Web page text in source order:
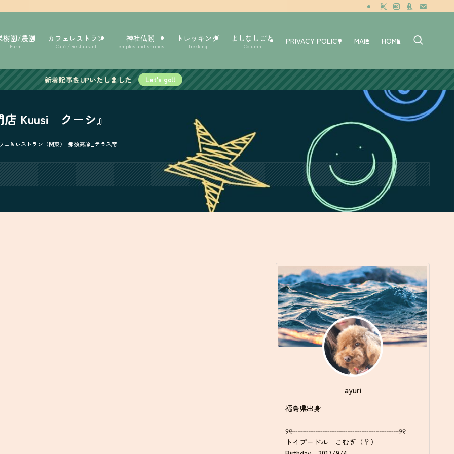
樹園/農園
Farm
カフェレストラン
Café / Restaurant
神社仏閣
Temples and shrines
トレッキング
Trekking
よしなしごと
Column
PRIVACY POLICY MAIL HOME
新着記事をUPいたしました Let's go!!
店 Kuusi クーシ』
ェ＆レストラン（関東） 那須高原_テラス席
ayuri
福島県出身
୨୧┈┈┈┈┈┈┈┈┈┈┈┈┈┈┈୨୧
トイプードル こむぎ（♀）